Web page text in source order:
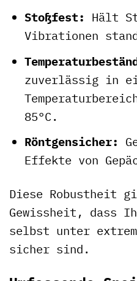
Stoßfest: Hält
Vibrationen
zuverlässig in
85°C.
Röntgensicher:
Effekte von
Diese Robustheit
Gewissheit, dass
selbst unter
sicher sind.